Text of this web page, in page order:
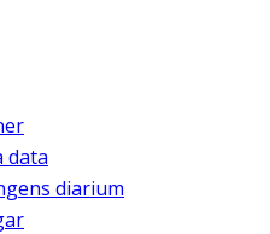
data
diarium